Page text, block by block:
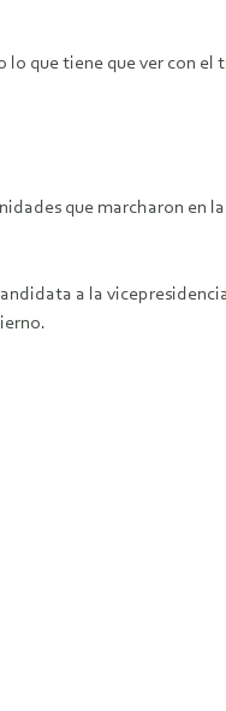
que tiene que ver con el
que marcharon en
a la